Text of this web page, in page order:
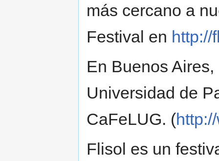
más cercano a
Festival en http://
En Buenos
Universidad de
CaFeLUG. (
Flisol es un